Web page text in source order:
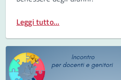
Leggi tutto...